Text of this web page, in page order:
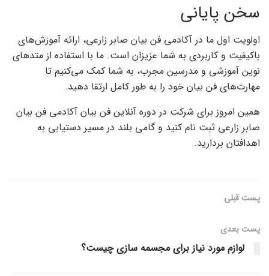
سخن پایانی
اولویت اول ما در آکادمی فن بیان صابر زارعی، ارائه آموزش‌های
باکیفیت و کاربردی به شما عزیزان است. ما با استفاده از متدهای
نوین آموزشی و مدرسین مجرب، به شما کمک می‌کنیم تا
مهارت‌های فن بیان خود را به طور کامل ارتقا دهید.
همین امروز برای شرکت در دوره آنلاین فن بیان آکادمی فن بیان
صابر زارعی ثبت نام کنید و گامی بلند در مسیر دستیابی به
اهدافتان بردارید.
پست قبلی
پست‌ بعدی
لوازم مورد نیاز برای مجسمه سازی چیست؟